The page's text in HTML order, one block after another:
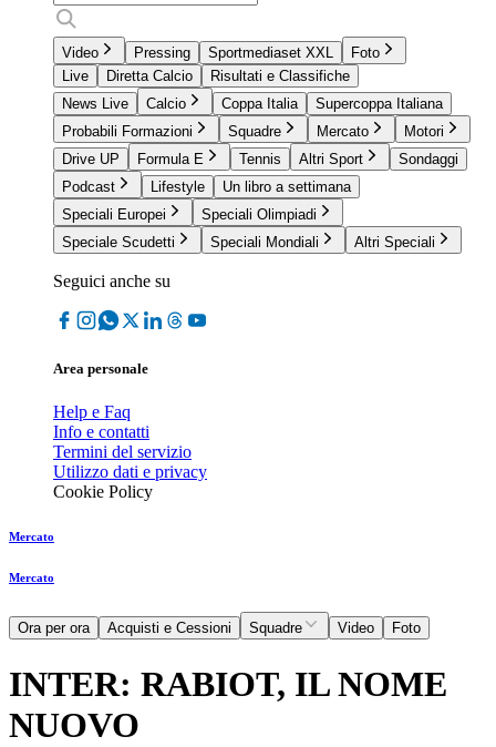
Video Pressing Sportmediaset XXL
Foto
Live
Diretta Calcio
Risultati e Classifiche
News Live
Calcio Coppa Italia
Supercoppa Italiana
Probabili Formazioni
Squadre Mercato
Motori
Drive UP
Formula E Tennis Altri Sport
Sondaggi
Podcast
Lifestyle
Un libro a settimana
Speciali Europei
Speciali Olimpiadi
Speciale Scudetti
Speciali Mondiali Altri Speciali
Seguici anche su
Area personale
Help e Faq
Info e contatti
Termini del servizio
Utilizzo dati e privacy
Cookie Policy
Mercato
Mercato
Ora per ora Acquisti e Cessioni Squadre Video Foto
INTER: RABIOT, IL NOME
NUOVO